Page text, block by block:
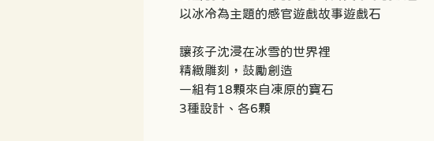
以冰冷為主題的感官遊戲故事遊戲石
讓孩子沈浸在冰雪的世界裡
精緻雕刻，鼓勵創造
一組有18顆來自凍原的寶石
3種設計、各6顆